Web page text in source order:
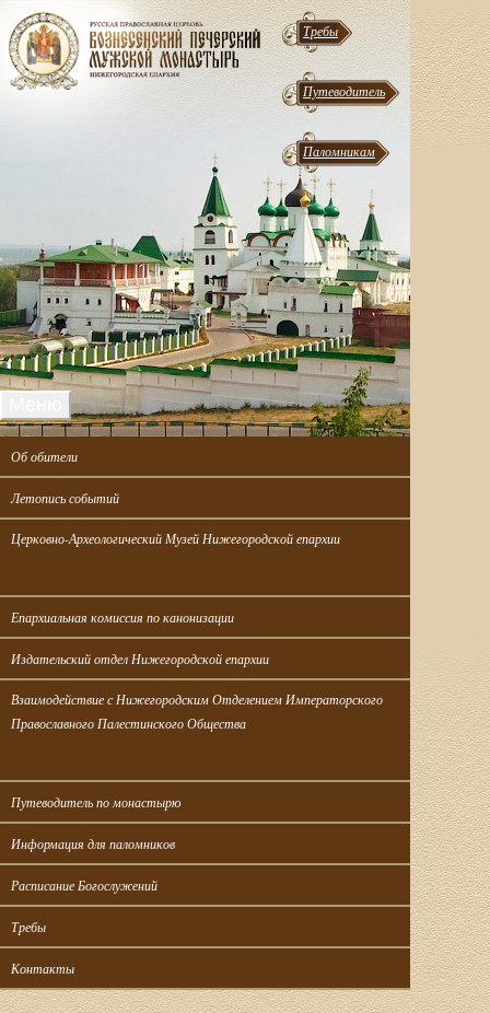
Требы
Путеводитель
Паломникам
Об обители
Летопись событий
Церковно-Археологический Музей Нижегородской епархии
Епархиальная комиссия по канонизации
Издательский отдел Нижегородской епархии
Взаимодействие с Нижегородским Отделением Императорского
Православного Палестинского Общества
Путеводитель по монастырю
Информация для паломников
Расписание Богослужений
Требы
Контакты